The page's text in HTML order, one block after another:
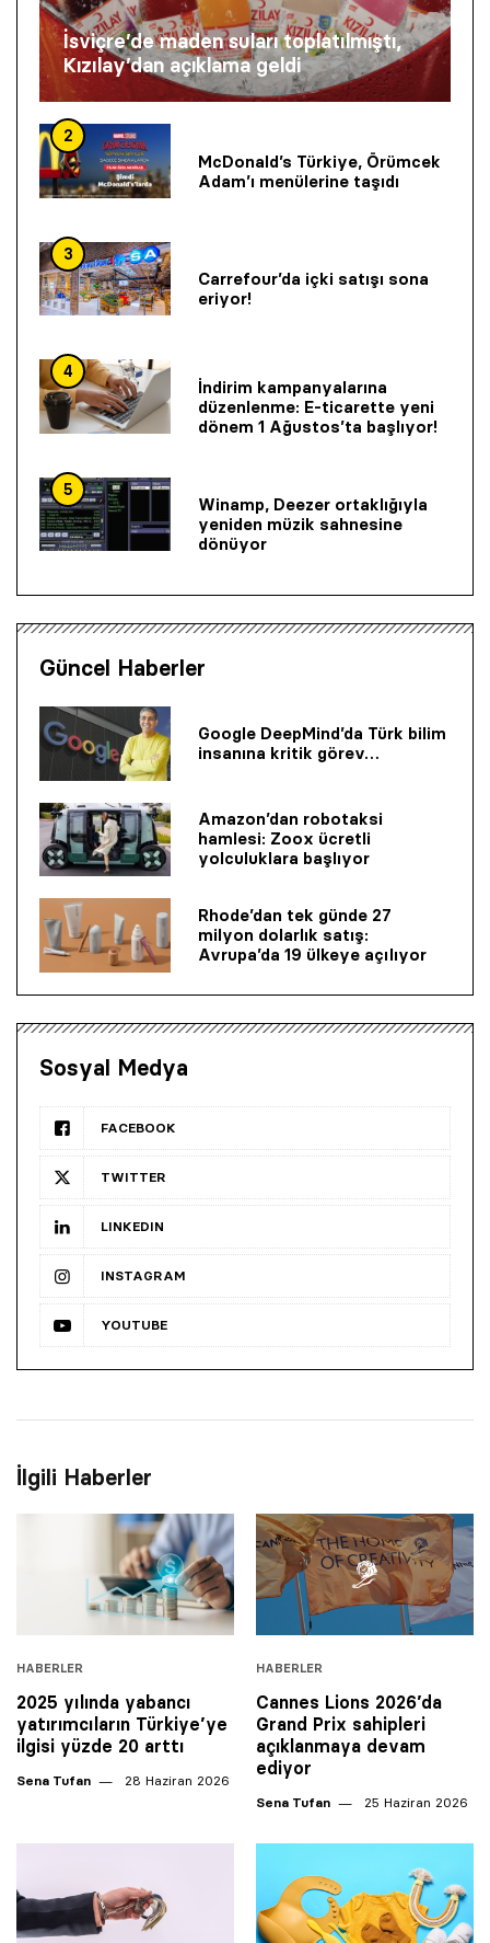
İsviçre’de maden suları toplatılmıştı,
Kızılay’dan açıklama geldi
2
McDonald’s Türkiye, Örümcek
Adam’ı menülerine taşıdı
3
Carrefour’da içki satışı sona
eriyor!
4
İndirim kampanyalarına
düzenlenme: E-ticarette yeni
dönem 1 Ağustos’ta başlıyor!
5
Winamp, Deezer ortaklığıyla
yeniden müzik sahnesine
dönüyor
Güncel Haberler
Google DeepMind’da Türk bilim
insanına kritik görev…
Amazon’dan robotaksi
hamlesi: Zoox ücretli
yolculuklara başlıyor
Rhode’dan tek günde 27
milyon dolarlık satış:
Avrupa’da 19 ülkeye açılıyor
Sosyal Medya
FACEBOOK
TWITTER
LINKEDIN
INSTAGRAM
YOUTUBE
İlgili Haberler
HABERLER
2025 yılında yabancı
yatırımcıların Türkiye’ye
ilgisi yüzde 20 arttı
Sena Tufan 28 Haziran 2026
HABERLER
Cannes Lions 2026’da
Grand Prix sahipleri
açıklanmaya devam
ediyor
Sena Tufan 25 Haziran 2026